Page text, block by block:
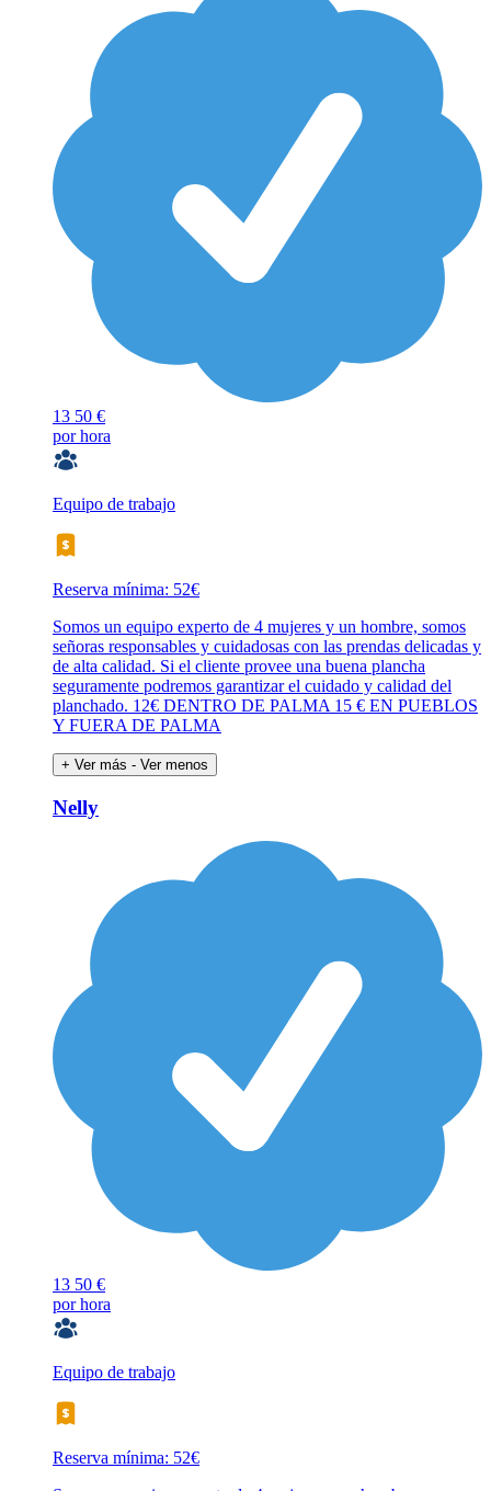
13 50 €
por hora
Equipo de trabajo
Reserva mínima: 52€
Somos un equipo experto de 4 mujeres y un hombre, somos
señoras responsables y cuidadosas con las prendas delicadas y
de alta calidad. Si el cliente provee una buena plancha
seguramente podremos garantizar el cuidado y calidad del
planchado. 12€ DENTRO DE PALMA 15 € EN PUEBLOS
Y FUERA DE PALMA
+ Ver más - Ver menos
Nelly
13 50 €
por hora
Equipo de trabajo
Reserva mínima: 52€